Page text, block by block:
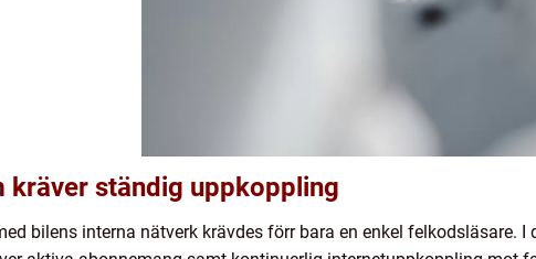
kräver ständig uppkoppling
bilens interna nätverk krävdes förr bara en enkel felkodsläsare.